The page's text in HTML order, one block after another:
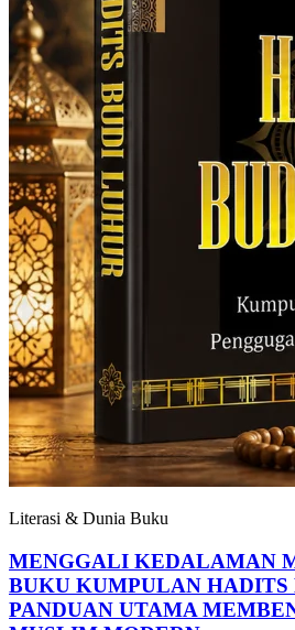
Literasi & Dunia Buku
MENGGALI KEDALAMAN
BUKU KUMPULAN HADITS
PANDUAN UTAMA